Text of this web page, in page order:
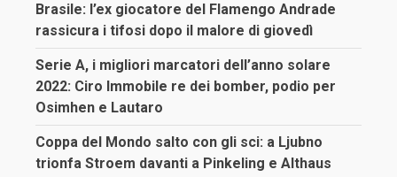
Brasile: l’ex giocatore del Flamengo Andrade
rassicura i tifosi dopo il malore di giovedì
Serie A, i migliori marcatori dell’anno solare
2022: Ciro Immobile re dei bomber, podio per
Osimhen e Lautaro
Coppa del Mondo salto con gli sci: a Ljubno
trionfa Stroem davanti a Pinkeling e Althaus